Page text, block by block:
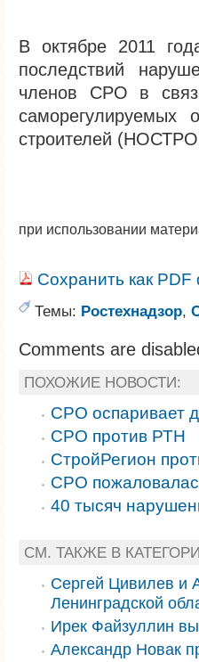
В октябре 2011
последствий
членов СРО в
саморегулируемых
строителей
при использовании
Сохранить как
Темы: Ростехнадзор,
Comments are
ПОХОЖИЕ НОВОСТИ:
СРО оспаривает
СРО против РТН
СтройРегион
СРО
40 тысяч
СМ. ТАКЖЕ В
Сергей Цивилев и
Ленинградской
Ирек Файзуллин
Александр Новак